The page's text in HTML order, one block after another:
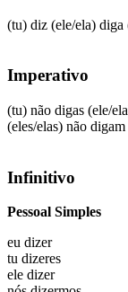
(tu) diz (ele/ela) diga
Imperativo
(tu) não digas (ele/
(eles/elas) não digam
Infinitivo
Pessoal Simples
eu dizer
tu dizeres
ele dizer